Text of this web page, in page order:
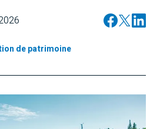
de patrimoine